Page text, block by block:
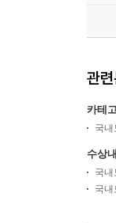
관
카테
국내
수상
국내
국내